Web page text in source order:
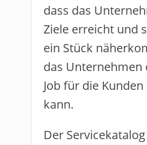
dass das
Ziele erreicht und
ein Stück
das Unternehmen
Job für die
kann.
Der